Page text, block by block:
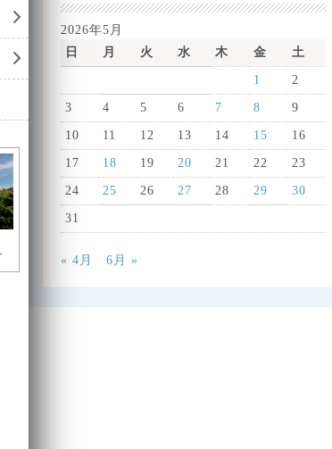
ー
シ
ョ
ン
2026年5月
日
月 火 水 木 金 土
1 2
3 4 5 6 7 8 9
10 11 12 13 14 15 16
17 18 19 20 21 22 23
24 25 26 27 28 29 30
31
« 4月 6月 »